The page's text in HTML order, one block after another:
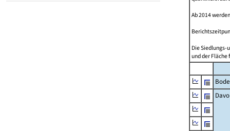
Ab 2014
Die Siedlungs-
und der Fläche